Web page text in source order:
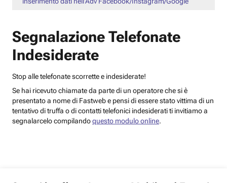
Segnalazione Telefonate
Indesiderate
Stop alle telefonate scorrette e indesiderate!
Se hai ricevuto chiamate da parte di un operatore che si è
presentato a nome di Fastweb e pensi di essere stato vittima di un
tentativo di truffa o di contatti telefonici indesiderati ti invitiamo a
segnalarcelo compilandoquesto modulo online.